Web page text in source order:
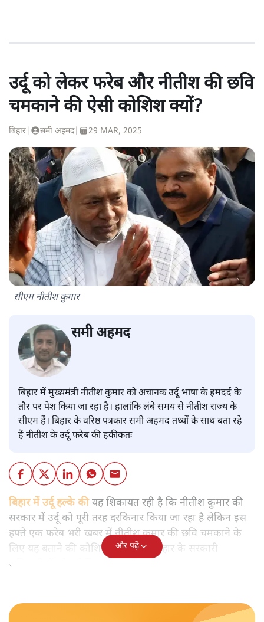
उर्दू को लेकर फरेब और नीतीश की छवि
चमकाने की ऐसी कोशिश क्यों?
बिहार समी अहमद| 29 MAR, 2025
सीएम नीतीश कुमार
समी अहमद
बिहार में मुख्यमंत्री नीतीश कुमार को अचानक उर्दू भाषा के हमदर्द के
तौर पर पेश किया जा रहा है। हालांकि लंबे समय से नीतीश राज्य के
सीएम हैं। बिहार के वरिष्ठ पत्रकार समी अहमद तथ्यों के साथ बता रहे
हैं नीतीश के उर्दू फरेब की हकीकतः
बिहार में उर्दू हल्के कीयह शिकायत रही है कि नीतीश कुमार की
सरकार में उर्दू को पूरी तरह दरकिनार किया जा रहा है लेकिन इस
हफ्ते एक फरेब भरी खबर में नीतीश कुमार की छवि चमकाने के
लिए यह बताने की कोशिश की गई कि बिहार के सरकारी
अधिकारियों को उर्दू सिखाई जाएगी।
और पढ़ें